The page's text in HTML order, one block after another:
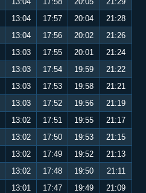
13:04 17:57 20:04
21:28
13:04 17:56 20:02
21:26
13:03 17:55 20:01
21:24
13:03 17:54 19:59
21:22
13:03 17:53 19:58
21:21
13:03 17:52 19:56
21:19
13:02 17:51 19:55
21:17
13:02 17:50 19:53
21:15
13:02 17:49 19:52
21:13
13:02 17:48 19:50
21:11
13:01 17:47 19:49
21:09